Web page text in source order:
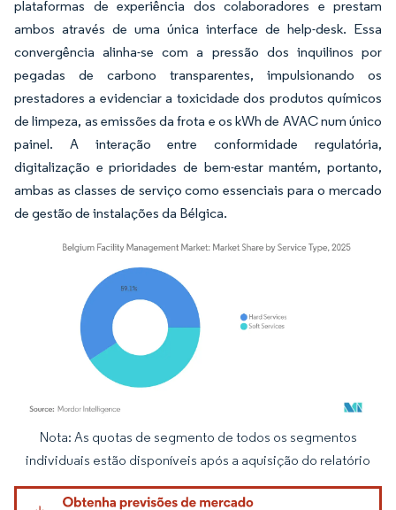
plataformas de experiência dos colaboradores e prestam
ambos através de uma única interface de help-desk. Essa
convergência alinha-se com a pressão dos inquilinos por
pegadas de carbono transparentes, impulsionando os
prestadores a evidenciar a toxicidade dos produtos químicos
de limpeza, as emissões da frota e os kWh de AVAC num único
painel. A interação entre conformidade regulatória,
digitalização e prioridades de bem-estar mantém, portanto,
ambas as classes de serviço como essenciais para o mercado
de gestão de instalações da Bélgica.
Imagem © Mordor Intelligence. O reuso requer atribuição conforme CC BY 4.0.
Nota: As quotas de segmento de todos os segmentos
individuais estão disponíveis após a aquisição do relatório